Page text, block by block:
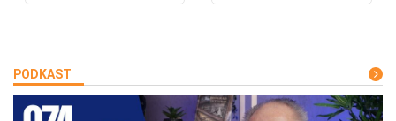
PODKAST